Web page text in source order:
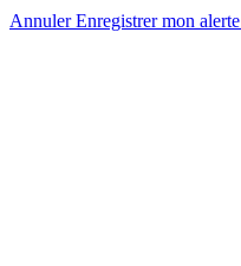
AnnulerEnregistrer mon alerte